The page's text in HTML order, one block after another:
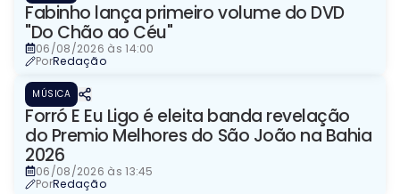
Fabinho lança primeiro volume do DVD
"Do Chão ao Céu"
06/08/2026 às 14:00
PorRedação
MÚSICA
Forró E Eu Ligo é eleita banda revelação
do Premio Melhores do São João na Bahia
2026
06/08/2026 às 13:45
PorRedação